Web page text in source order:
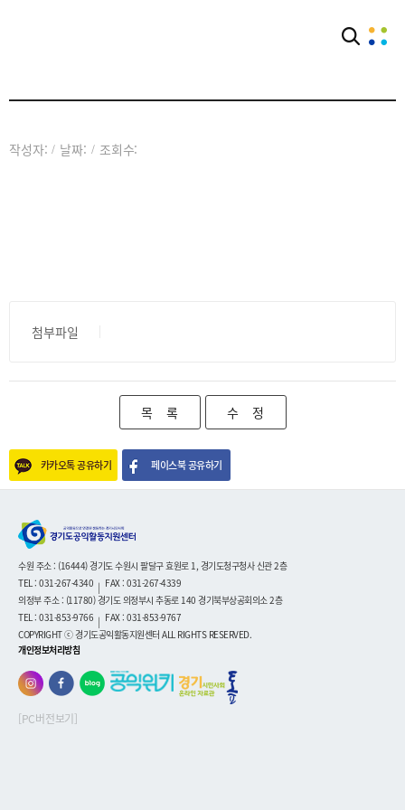
작성자: / 날짜: / 조회수:
첨부파일
카카오톡 공유하기 페이스북 공유하기
목 록 수 정
수원 주소 : (16444) 경기도 수원시 팔달구 효원로 1, 경기도청구청사 신관 2층
TEL : 031-267-4340 | FAX : 031-267-4339
의정부 주소 : (11780) 경기도 의정부시 추동로 140 경기북부상공회의소 2층
TEL : 031-853-9766 | FAX : 031-853-9767
COPYRIGHT ⓒ 경기도공익활동지원센터 ALL RIGHTS RESERVED.
개인정보처리방침
[PC버전보기]